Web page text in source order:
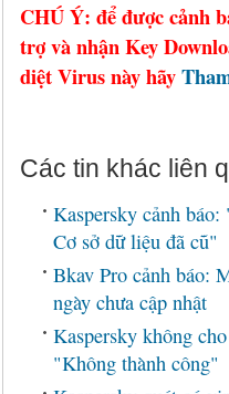
CHÚ Ý: để được cảnh
trợ và nhận Key
diệt Virus này hãy
Các tin khác liên
Kaspersky cảnh
Cơ sở dữ liệu đã cũ"
Bkav Pro cảnh báo:
ngày chưa cập nhật
Kaspersky không
"Không thành công"